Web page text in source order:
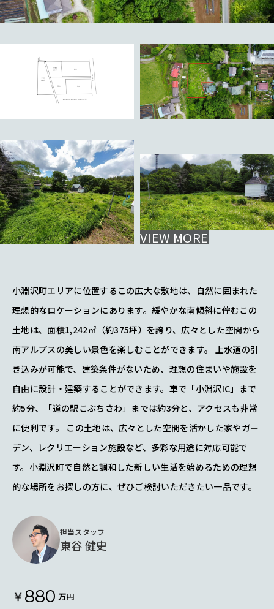
VIEW MORE
小淵沢町エリアに位置するこの広大な敷地は、自然に囲まれた
理想的なロケーションにあります。緩やかな南傾斜に佇むこの
土地は、面積1,242㎡（約375坪）を誇り、広々とした空間から
南アルプスの美しい景色を楽しむことができます。 上水道の引
き込みが可能で、建築条件がないため、理想の住まいや施設を
自由に設計・建築することができます。車で「小淵沢IC」まで
約5分、「道の駅こぶちさわ」までは約3分と、アクセスも非常
に便利です。 この土地は、広々とした空間を活かした家やガー
デン、レクリエーション施設など、多彩な用途に対応可能で
す。小淵沢町で自然と調和した新しい生活を始めるための理想
的な場所をお探しの方に、ぜひご検討いただきたい一品です。
担当スタッフ
東谷 健史
880 万円